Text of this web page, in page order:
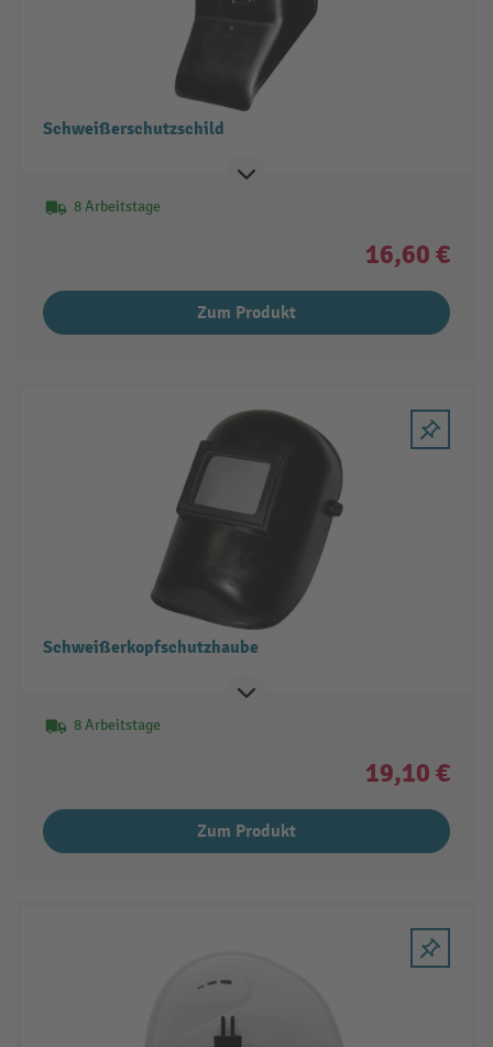
Schweißerschutzschild
8 Arbeitstage
16,60 €
Zum Produkt
Schweißerkopfschutzhaube
8 Arbeitstage
19,10 €
Zum Produkt